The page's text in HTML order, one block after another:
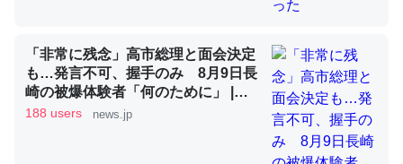
類は苦労してるんだな…。腹足類だと殻を無くしてナメク
ジになったり努力してるし。
─ニュース :: 【研究発表】昆虫学の大問題＝「昆虫はなぜ海にいな
いのか」に関する新仮説
「非常に残念」高市総理と面会決定
も…発言不可、握手のみ 8月9日長
崎の被爆体験者「何のために」 |
NEWSjp
188 users news.jp